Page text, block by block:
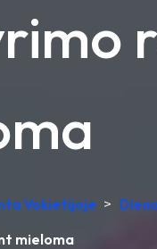
Vokietijoje >
mieloma